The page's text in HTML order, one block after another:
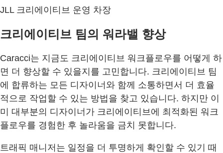
JLL 크리에이티브 운영 차장
크리에이티브 팀의 워라밸 향상
Caracci는 지금도 크리에이티브 워크플로우를 어떻게 하
면 더 향상할 수 있을지를 고민합니다. 크리에이티브 팀
에 합류하는 모든 디자이너와 함께 소통하면서 더 효율
적으로 작업할 수 있는 방법을 찾고 있습니다. 하지만 이
미 대부분의 디자이너가 크리에이티브에 최적화된 워크
플로우를 경험한 후 놀라움을 금치 못합니다.
트래픽 매니저는 일정을 더 투명하게 확인할 수 있기 때